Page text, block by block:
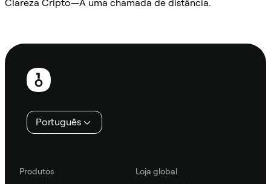
Clareza Cripto—A uma chamada de distância.
Rodapé
Português
Produtos
Loja global